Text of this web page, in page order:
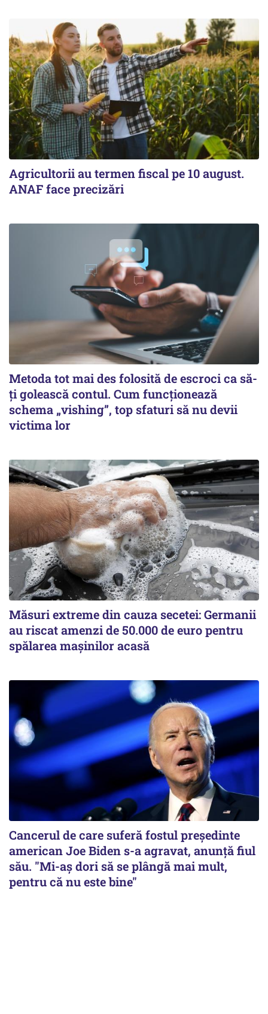
Agricultorii au termen fiscal pe 10 august.
ANAF face precizări
Metoda tot mai des folosită de escroci ca să-
ți golească contul. Cum funcționează
schema „vishing”, top sfaturi să nu devii
victima lor
Măsuri extreme din cauza secetei: Germanii
au riscat amenzi de 50.000 de euro pentru
spălarea mașinilor acasă
Cancerul de care suferă fostul preşedinte
american Joe Biden s-a agravat, anunță fiul
său. "Mi-aș dori să se plângă mai mult,
pentru că nu este bine"